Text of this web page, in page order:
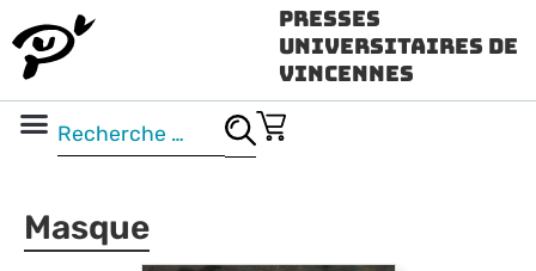
Presses
Universitaires de
Vincennes
Masque